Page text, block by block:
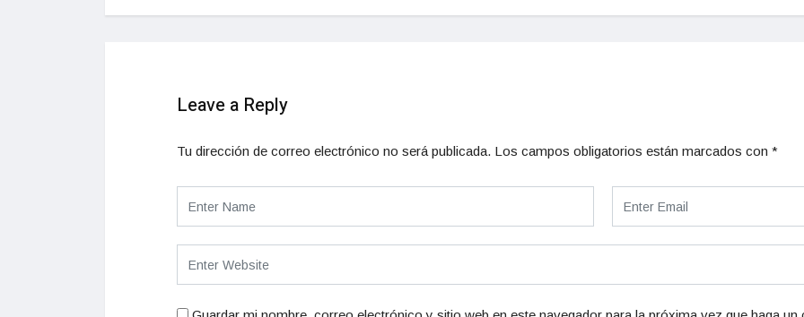
Leave a Reply
Tu dirección de correo electrónico no será publicada. Los campos obligatorios están marcados con *